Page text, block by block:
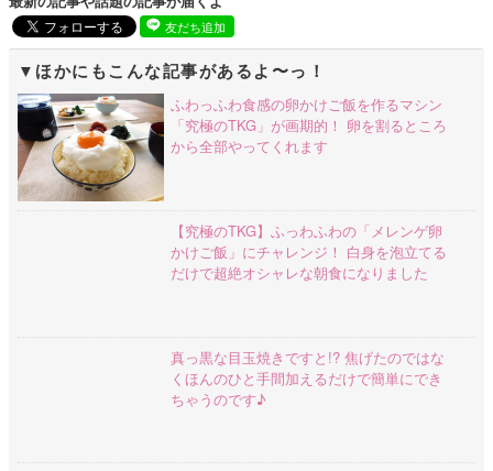
友だち追加
ほかにもこんな記事があるよ〜っ！
ふわっふわ食感の卵かけご飯を作るマシン
「究極のTKG」が画期的！ 卵を割るところ
から全部やってくれます
【究極のTKG】ふっわふわの「メレンゲ卵
かけご飯」にチャレンジ！ 白身を泡立てる
だけで超絶オシャレな朝食になりました
真っ黒な目玉焼きですと!? 焦げたのではな
くほんのひと手間加えるだけで簡単にでき
ちゃうのです♪